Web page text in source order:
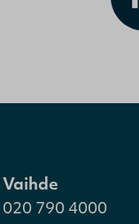
Vaihde
020 790 4000